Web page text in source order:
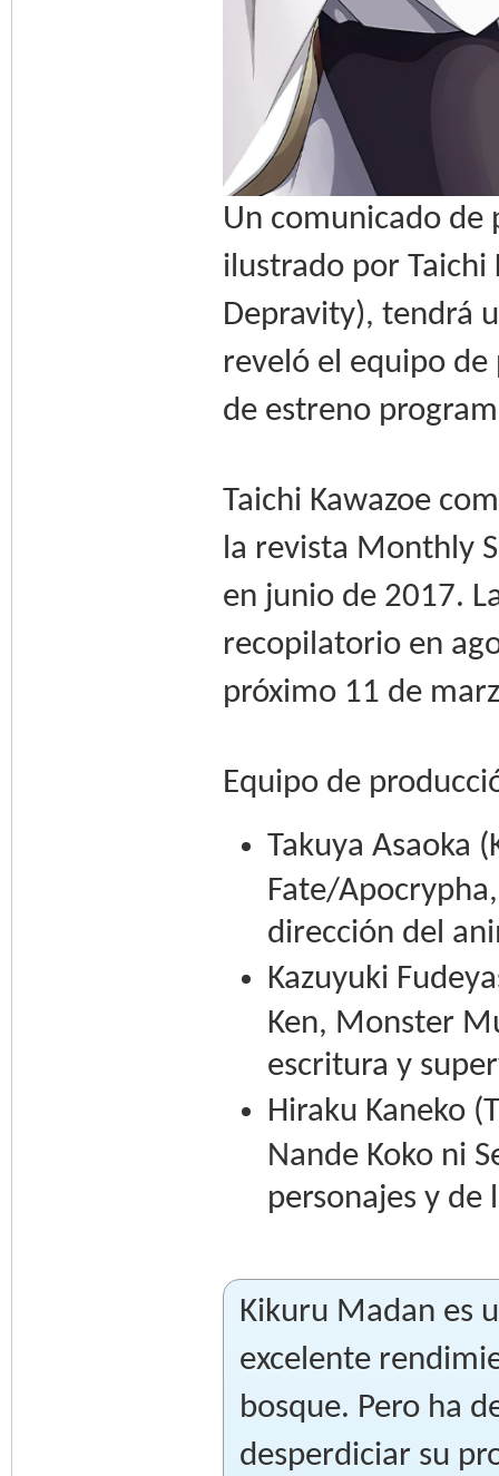
Un comunicado de
ilustrado por Taichi
Depravity), tendrá
reveló el equipo
de estreno
Taichi Kawazoe
la revista Monthly
en junio de 2017.
recopilatorio en
próximo 11 de
Equipo de
Takuya Asaoka
Fate/
dirección del
Kazuyuki
Ken, Monster
escritura y
Hiraku Kaneko
Nande Koko ni
personajes y de
Kikuru Madan es
excelente
bosque. Pero ha
desperdiciar su